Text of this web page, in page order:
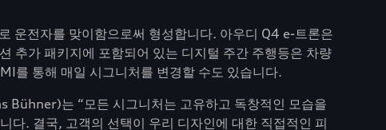
운전자를 맞이함으로써 형성합니다. 아우디 Q4 e-트론은
추가 패키지에 포함되어 있는 디지털 주간 주행등은 차량
를 통해 매일 시그니처를 변경할 수도 있습니다.
Bühner)는 “모든 시그니처는 고유하고 독창적인 모습을
다. 결국, 고객의 선택이 우리 디자인에 대한 직접적인 피